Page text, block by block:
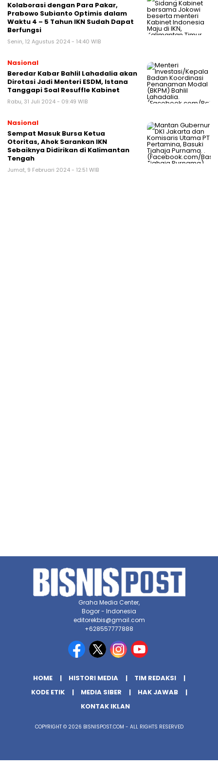
Kolaborasi dengan Para Pakar,
Prabowo Subianto Optimis dalam
Waktu 4 – 5 Tahun IKN Sudah Dapat
Berfungsi
Senin, 12 Agustus 2024 - 14:40 WIB
Nasional
Beredar Kabar Bahlil Lahadalia akan
Dirotasi Jadi Menteri ESDM, Istana
Tanggapi Soal Resuffle Kabinet
Rabu, 31 Juli 2024 - 09:49 WIB
Nasional
Sempat Masuk Bursa Ketua
Otoritas, Ahok Sarankan IKN
Sebaiknya Didirikan di Kalimantan
Tengah
Jumat, 9 Februari 2024 - 12:51 WIB
Graha Media Center,
Bogor - Indonesia
editorekbis@gmail.com
+628557777888
HOME HISTORI MEDIA
TIM REDAKSI
KODE ETIK
MEDIA SIBER
HAK JAWAB
KONTAK IKLAN
COPYRIGHT © 2026 BISNISPOST.COM - ALL RIGHTS RESERVED